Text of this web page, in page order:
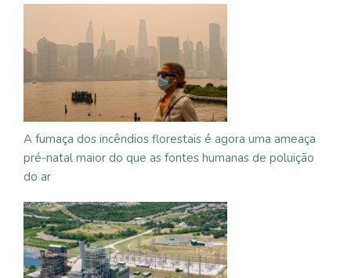
A fumaça dos incêndios florestais é agora uma ameaça
pré-natal maior do que as fontes humanas de poluição
do ar